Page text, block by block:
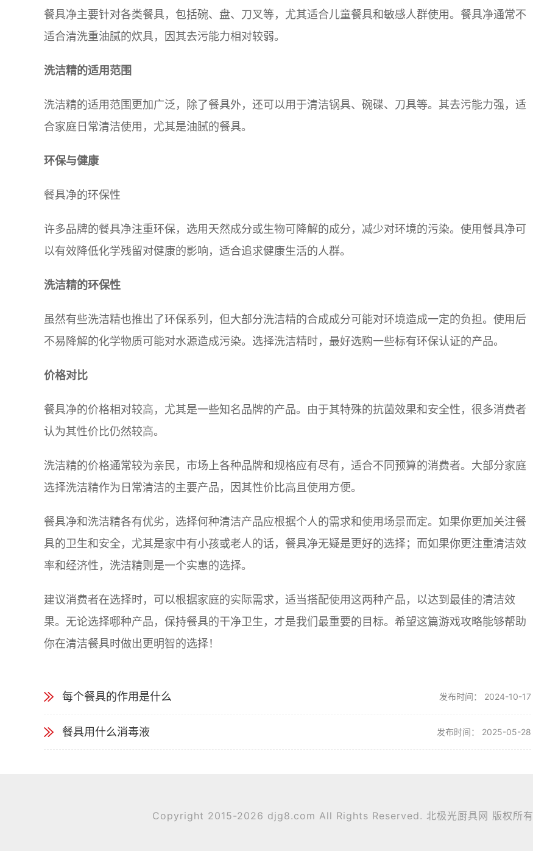
餐具净主要针对各类餐具，包括碗、盘、刀叉等，尤其适合儿童餐具和敏感人群使用。餐具净通常不
适合清洗重油腻的炊具，因其去污能力相对较弱。
洗洁精的适用范围
洗洁精的适用范围更加广泛，除了餐具外，还可以用于清洁锅具、碗碟、刀具等。其去污能力强，适
合家庭日常清洁使用，尤其是油腻的餐具。
环保与健康
餐具净的环保性
许多品牌的餐具净注重环保，选用天然成分或生物可降解的成分，减少对环境的污染。使用餐具净可
以有效降低化学残留对健康的影响，适合追求健康生活的人群。
洗洁精的环保性
虽然有些洗洁精也推出了环保系列，但大部分洗洁精的合成成分可能对环境造成一定的负担。使用后
不易降解的化学物质可能对水源造成污染。选择洗洁精时，最好选购一些标有环保认证的产品。
价格对比
餐具净的价格相对较高，尤其是一些知名品牌的产品。由于其特殊的抗菌效果和安全性，很多消费者
认为其性价比仍然较高。
洗洁精的价格通常较为亲民，市场上各种品牌和规格应有尽有，适合不同预算的消费者。大部分家庭
选择洗洁精作为日常清洁的主要产品，因其性价比高且使用方便。
餐具净和洗洁精各有优劣，选择何种清洁产品应根据个人的需求和使用场景而定。如果你更加关注餐
具的卫生和安全，尤其是家中有小孩或老人的话，餐具净无疑是更好的选择；而如果你更注重清洁效
率和经济性，洗洁精则是一个实惠的选择。
建议消费者在选择时，可以根据家庭的实际需求，适当搭配使用这两种产品，以达到最佳的清洁效
果。无论选择哪种产品，保持餐具的干净卫生，才是我们最重要的目标。希望这篇游戏攻略能够帮助
你在清洁餐具时做出更明智的选择！
每个餐具的作用是什么 发布时间： 2024-10-17
餐具用什么消毒液 发布时间： 2025-05-28
Copyright 2015-2026 djg8.com All Rights Reserved. 北极光厨具网 版权所有